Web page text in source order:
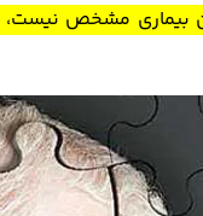
بیماری مشخص